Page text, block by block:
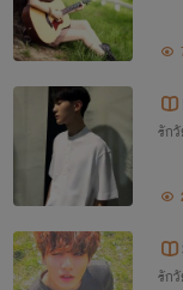
รัก
รัก